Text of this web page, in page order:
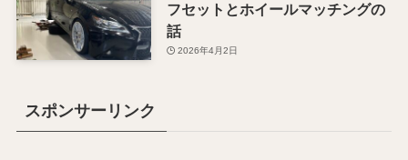
フセットとホイールマッチングの
話
2026年4月2日
スポンサーリンク